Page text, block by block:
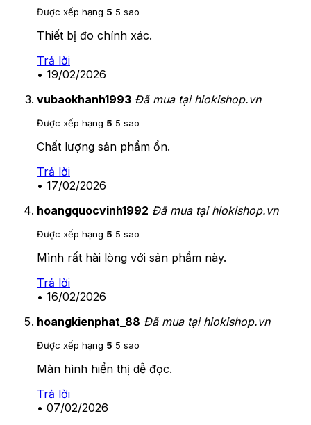
Được xếp hạng 5 5 sao
Thiết bị đo chính xác.
Trả lời
• 19/02/2026
vubaokhanh1993 Đã mua tại hiokishop.vn
Được xếp hạng 5 5 sao
Chất lượng sản phẩm ổn.
Trả lời
• 17/02/2026
hoangquocvinh1992 Đã mua tại hiokishop.vn
Được xếp hạng 5 5 sao
Mình rất hài lòng với sản phẩm này.
Trả lời
• 16/02/2026
hoangkienphat_88 Đã mua tại hiokishop.vn
Được xếp hạng 5 5 sao
Màn hình hiển thị dễ đọc.
Trả lời
• 07/02/2026